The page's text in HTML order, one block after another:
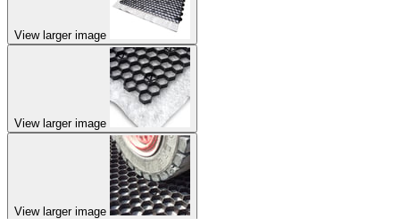
View larger image
View larger image
View larger image